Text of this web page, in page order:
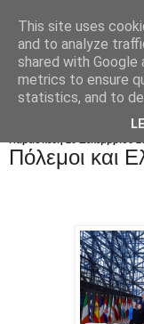
Πόλεμοι και
This site uses
and to analyze
shared with
metrics to ensure
statistics, and to